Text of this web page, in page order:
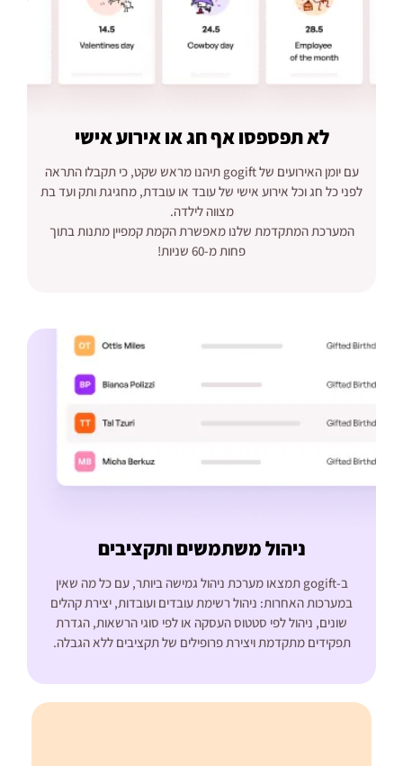
לא תפספסו אף חגאו אירוע אישי
עם יומן האירועים של gogift תיהנו מראש שקט, כי תקבלו התראה
לפני כל חג וכל אירוע אישי של עובד או עובדת, מחגיגת ותק ועד בת
מצווה לילדה.
המערכת המתקדמת שלנו מאפשרת הקמת קמפיין מתנות בתוך
פחות מ-60 שניות!
ניהול משתמשים ותקציבים
ב-gogift תמצאו מערכת ניהול גמישה ביותר, עם כל מה שאין
במערכות האחרות: ניהול רשימת עובדים ועובדות, יצירת קהלים
שונים, ניהול לפי סטטוס העסקה או לפי סוגי הרשאות, הגדרת
תפקידים מתקדמת ויצירת פרופילים של תקציבים ללא הגבלה.